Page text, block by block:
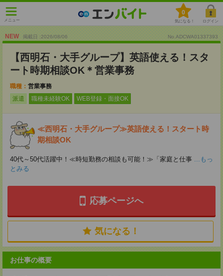
メニュー
0
気になる！ ログイン
NEW 掲載日 :2026/08/06 No.ADCWA01337393
【西明石・大手グループ】英語使える！スタ
ート時期相談OK＊営業事務
職種： 営業事務
派遣
職種未経験OK WEB登録・面接OK
≪西明石・大手グループ≫英語使える！スタート時
期相談OK
40代～50代活躍中！≪時短勤務の相談も可能！≫「家庭と仕事 ...もっ
とみる
応募ページへ
気になる！
お仕事の概要